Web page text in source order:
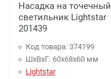
Насадка на точечный
светильник Lightstar
201439
Код товара: 374199
ШхВхГ: 60x68x60 мм
Lightstar